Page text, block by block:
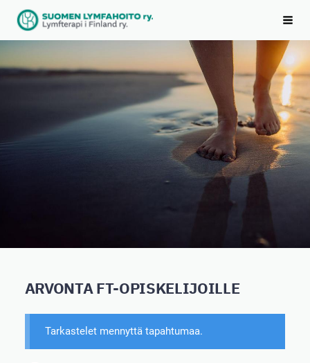
Siirry
sivun
sisältöön
Suomen Lymfahoito ry
ARVONTA FT-OPISKELIJOILLE
Tarkastelet mennyttä tapahtumaa.